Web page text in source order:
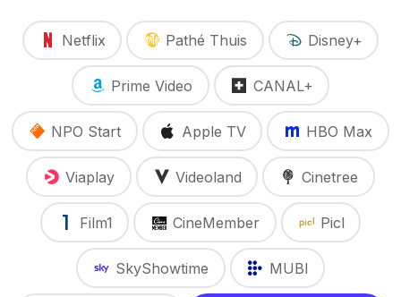
Netflix Pathé Thuis Disney+
Prime Video CANAL+
NPO Start Apple TV HBO Max
Viaplay Videoland Cinetree
Film1 CineMember Picl
SkyShowtime MUBI